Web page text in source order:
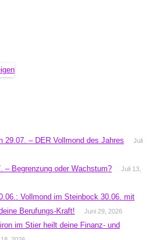
29.07. – DER Vollmond des Jahres
Juli
– Begrenzung oder Wachstum?
Juli 13,
Vollmond im Steinbock 30.06. mit
Berufungs-Kraft!
Juni 29, 2026
im Stier heilt deine Finanz- und